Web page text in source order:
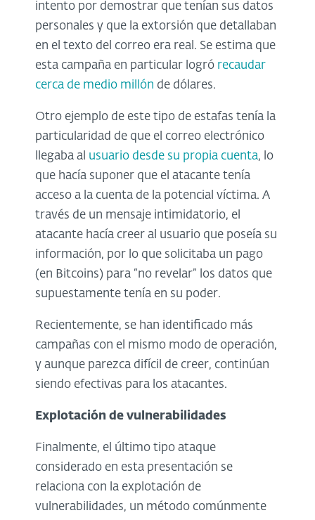
intento por demostrar que tenían sus datos
personales y que la extorsión que detallaban
en el texto del correo era real. Se estima que
esta campaña en particular logró recaudar
cerca de medio millón de dólares.
Otro ejemplo de este tipo de estafas tenía la
particularidad de que el correo electrónico
llegaba al usuario desde su propia cuenta, lo
que hacía suponer que el atacante tenía
acceso a la cuenta de la potencial víctima. A
través de un mensaje intimidatorio, el
atacante hacía creer al usuario que poseía su
información, por lo que solicitaba un pago
(en Bitcoins) para “no revelar” los datos que
supuestamente tenía en su poder.
Recientemente, se han identificado más
campañas con el mismo modo de operación,
y aunque parezca difícil de creer, continúan
siendo efectivas para los atacantes.
Explotación de vulnerabilidades
Finalmente, el último tipo ataque
considerado en esta presentación se
relaciona con la explotación de
vulnerabilidades, un método comúnmente